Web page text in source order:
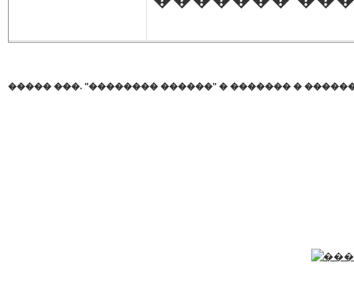
����� ���. "�������� ������" � ������� �